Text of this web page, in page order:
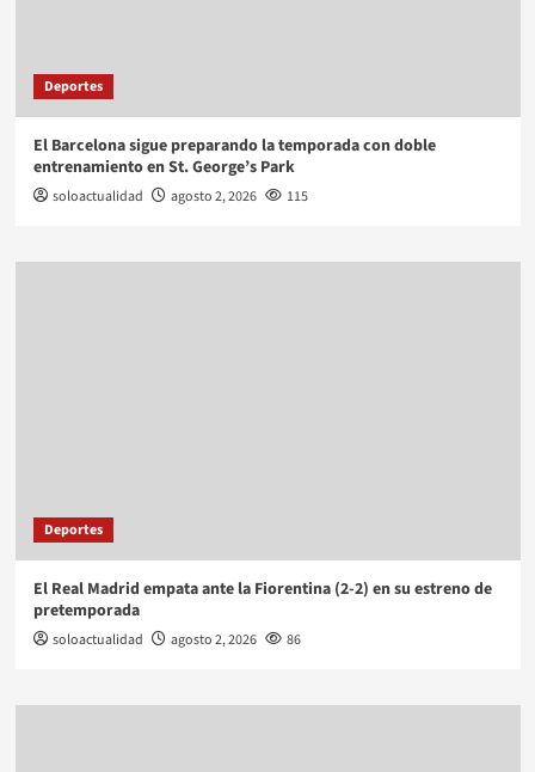
Deportes
El Barcelona sigue preparando la temporada con doble
entrenamiento en St. George’s Park
soloactualidad agosto 2, 2026 115
Deportes
El Real Madrid empata ante la Fiorentina (2-2) en su estreno de
pretemporada
soloactualidad agosto 2, 2026 86